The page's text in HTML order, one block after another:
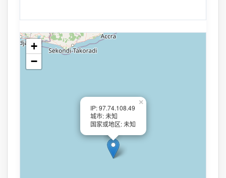
IP: 97.74.108.49
城市: 未知
国家或地区: 未知
×
+
−